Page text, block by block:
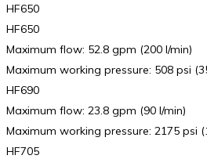
HF650
HF650
Maximum flow: 52.8 gpm (200 l/min)
Maximum working pressure: 508 psi
HF690
Maximum flow: 23.8 gpm (90 l/min)
Maximum working pressure: 2175 psi
HF705